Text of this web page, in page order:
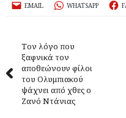
EMAIL WHATSAPP
Τον λόγο που
ξαφνικά τον
αποθεώνουν φίλοι
του Ολυμπιακού
ψάχνει από χθες ο
Ζανό Ντάνιας